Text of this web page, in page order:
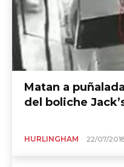
Matan a
del boliche
HURLINGHAM 22/07/